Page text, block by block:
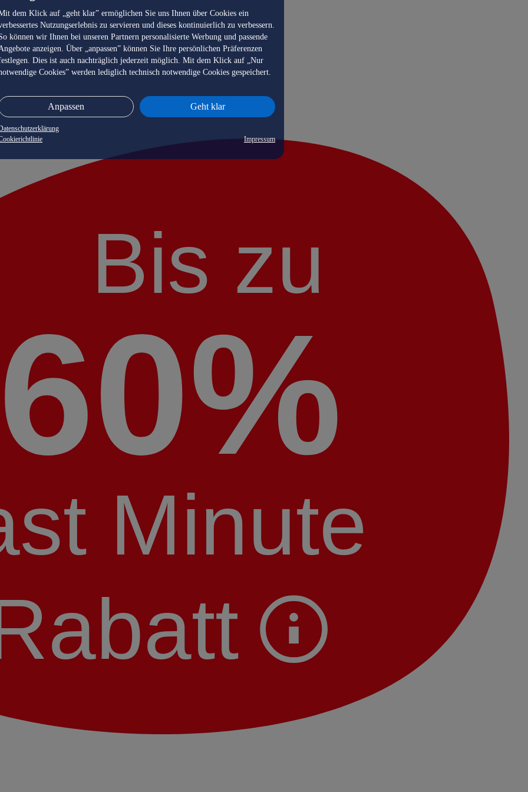
dem Klick auf „geht klar” ermöglichen Sie uns Ihnen über Cookies ein
Nutzungserlebnis zu servieren und dieses kontinuierlich zu verbessern.
können wir Ihnen bei unseren Partnern personalisierte Werbung und passende
anzeigen. Über „anpassen” können Sie Ihre persönlichen Präferenzen
Dies ist auch nachträglich jederzeit möglich. Mit dem Klick auf „Nur
Cookies” werden lediglich technisch notwendige Cookies gespeichert.
Anpassen Geht klar
Impressum
Bis zu
Minute